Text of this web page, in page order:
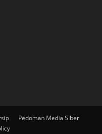
Pedoman Media Siber